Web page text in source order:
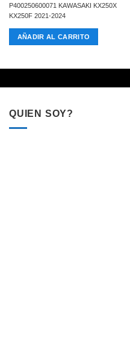
P400250600071 KAWASAKI KX250X
KX250F 2021-2024
AÑADIR AL CARRITO
QUIEN SOY?